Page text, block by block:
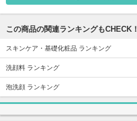
この商品の関連ランキングもCHECK！
スキンケア・基礎化粧品 ランキング
洗顔料 ランキング
泡洗顔 ランキング